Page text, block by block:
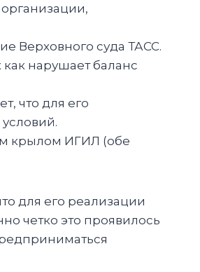
организации,
Верховного суда ТАСС.
нарушает баланс
что для его
крылом ИГИЛ (обе
для его реализации
четко это проявилось